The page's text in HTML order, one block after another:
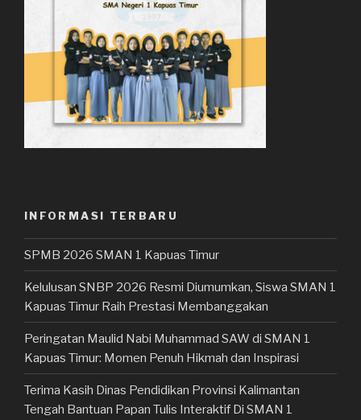
INFORMASI TERBARU
SPMB 2026 SMAN 1 Kapuas Timur
Kelulusan SNBP 2026 Resmi Diumumkan, Siswa SMAN 1
Kapuas Timur Raih Prestasi Membanggakan
Peringatan Maulid Nabi Muhammad SAW di SMAN 1
Kapuas Timur: Momen Penuh Hikmah dan Inspirasi
Terima Kasih Dinas Pendidikan Provinsi Kalimantan
Tengah Bantuan Papan Tulis Interaktif Di SMAN 1